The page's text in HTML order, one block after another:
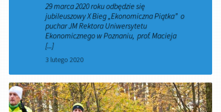
29 marca 2020 roku odbędzie się
jubileuszowy X Bieg „Ekonomiczna Piątka” o
puchar JM Rektora Uniwersytetu
Ekonomicznego w Poznaniu, prof. Macieja
[...]
3 lutego 2020